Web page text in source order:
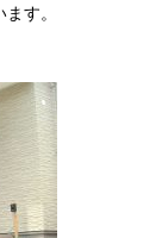
す。